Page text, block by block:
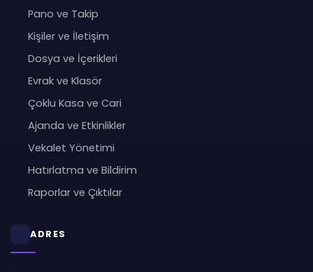
Pano ve Takip
Kişiler ve İletişim
Dosya ve İçerikleri
Evrak ve Klasör
Çoklu Kasa ve Cari
Ajanda ve Etkinlikler
Vekalet Yönetimi
Hatırlatma ve Bildirim
Raporlar ve Çıktılar
ADRES